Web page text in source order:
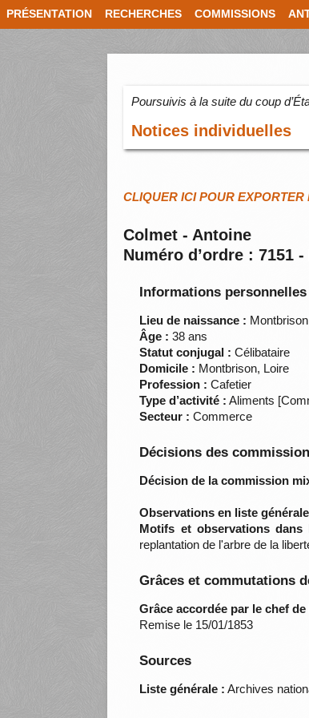
PRÉSENTATION RECHERCHES COMMISSIONS
Poursuivis à la suite du coup
Notices individuelles
CLIQUER ICI POUR EXPORTER
Colmet - Antoine
Numéro d’ordre : 7151
Informations personnelles
Lieu de naissance :
Âge : 38 ans
Statut conjugal : Célibataire
Domicile : Montbrison, Loire
Profession : Cafetier
Type d’activité : Aliments
Secteur : Commerce
Décisions des
Décision de la commission
Observations en liste
Motifs et observations dans
replantation de l'arbre de la
Grâces et commutations
Grâce accordée par le chef de
Remise le 15/01/1853
Sources
Liste générale : Archives